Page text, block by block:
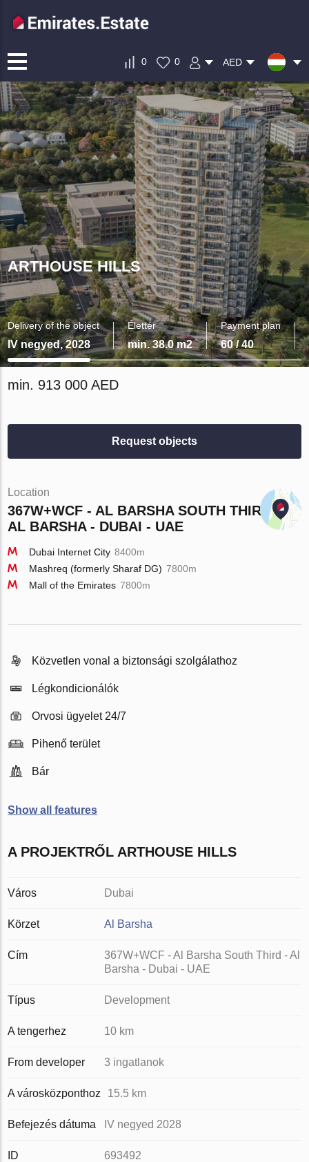
0 0 AED
ARTHOUSE HILLS
Delivery of the object
IV negyed, 2028
Élettér
min. 38.0 m2
Payment plan
60 / 40
min. 913 000 AED
Request objects
Location
367W+WCF - AL BARSHA SOUTH THIRD -
AL BARSHA - DUBAI - UAE
Dubai Internet City 8400m
Mashreq (formerly Sharaf DG) 7800m
Mall of the Emirates 7800m
Közvetlen vonal a biztonsági szolgálathoz
Légkondicionálók
Orvosi ügyelet 24/7
Pihenő terület
Bár
Show all features
A PROJEKTRŐL ARTHOUSE HILLS
Város Dubai
Körzet Al Barsha
Cím
367W+WCF - Al Barsha South Third - Al
Barsha - Dubai - UAE
Típus Development
A tengerhez 10 km
From developer 3 ingatlanok
A városközponthoz 15.5 km
Befejezés dátuma IV negyed 2028
ID 693492